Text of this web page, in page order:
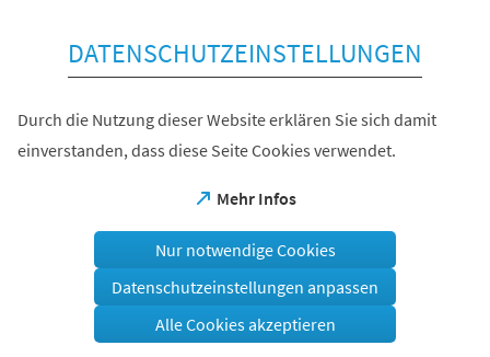
DATENSCHUTZEINSTELLUNGEN
Durch die Nutzung dieser Website erklären Sie sich damit
einverstanden, dass diese Seite Cookies verwendet.
Mehr Infos
(Öffnet
einem
Tab)
Nur notwendige Cookies
Datenschutzeinstellungen anpassen
Alle Cookies akzeptieren